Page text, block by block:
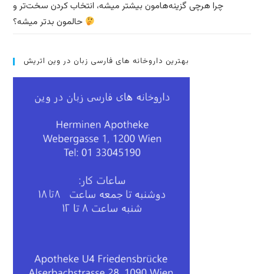
چرا هرچی گزینه‌هامون بیشتر میشه، انتخاب کردن سخت‌تر و
بهترین داروخانه های فارسی زبان در وین اتریش